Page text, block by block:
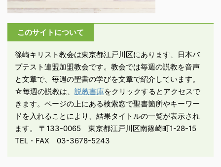
を持つ者、すなわち、不
従順な者たちの内に今も
働く霊に従い、過ちと罪
た。私たちも皆、こうい
う者たちの中にいて、以
前は肉の欲望の赴くまま
に生 ...
このサイトについて
篠崎キリスト教会は東京都江戸川区にあります、日本バ
プテスト連盟加盟教会です。教会では毎週の説教を音声
と文章で、毎週の聖書の学びを文章で紹介しています。
☆毎週の説教は、 説教書庫をクリックするとアクセスで
きます。ページの上にある検索窓で聖書箇所やキーワー
ドを入れることにより、結果タイトルの一覧が表示され
ます。 〒133-0065 東京都江戸川区南篠崎町1-28-15
TEL・FAX 03-3678-5243